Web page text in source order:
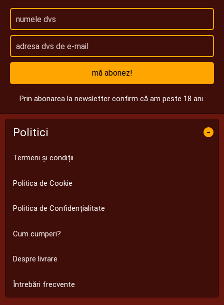
mă abonez!
Prin abonarea la newsletter confirm că am peste 18 ani.
Politici -
Termeni și condiții
Politica de Cookie
Politica de Confidențialitate
Cum cumperi?
Despre livrare
Întrebări frecvente